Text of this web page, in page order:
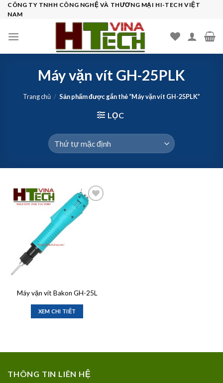
SkipCÔNG TY TNHH CÔNG NGHỆ VÀ THƯƠNG MẠI HI-TECH VIỆT
NAM
Máy vặn vít GH-25PLK
Trang chủ / Sản phẩm được gắn thẻ “Máy vặn vít GH-25PLK”
LỌC
Add to
wishlist
Máy vặn vít Bakon GH-25L
XEM CHI TIẾT
THÔNG TIN LIÊN HỆ